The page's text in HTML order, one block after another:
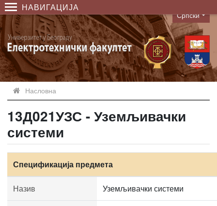
НАВИГАЦИЈА
Language
Српски
Насловна
13Д021УЗС - Уземљивачки
системи
Спецификација предмета
Назив Уземљивачки системи